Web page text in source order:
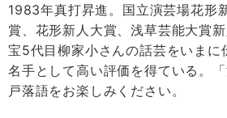
1983年真打昇進。国立演芸場花形
賞、花形新人大賞、浅草芸能大賞
宝5代目柳家小さんの話芸をいまに
名手として高い評価を得ている。
戸落語をお楽しみください。